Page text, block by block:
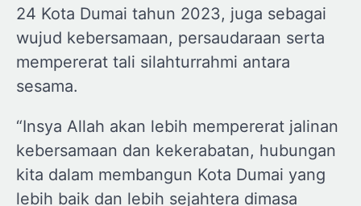
24 Kota Dumai tahun 2023, juga sebagai
wujud kebersamaan, persaudaraan serta
mempererat tali silahturrahmi antara
sesama.
“Insya Allah akan lebih mempererat jalinan
kebersamaan dan kekerabatan, hubungan
kita dalam membangun Kota Dumai yang
lebih baik dan lebih sejahtera dimasa